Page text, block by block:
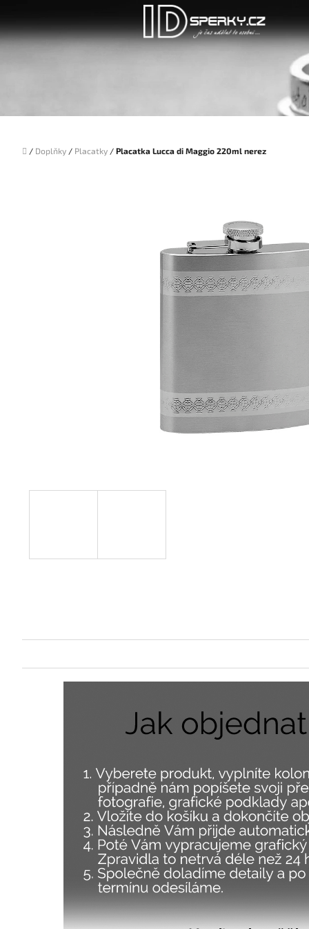
obsah
Domů
/ Doplňky / Placatky / Placatka Lucca di Maggio 220ml nerez